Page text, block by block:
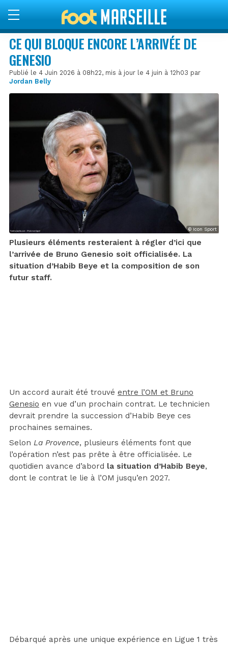
CE QUI BLOQUE ENCORE L’ARRIVÉE DE
GENESIO
Publié le 4 Juin 2026 à 08h22, mis à jour le 4 juin à 12h03 par
Jordan Belly
© Icon Sport
Plusieurs éléments resteraient à régler d’ici que
l’arrivée de Bruno Genesio soit officialisée. La
situation d’Habib Beye et la composition de son
futur staff.
Un accord aurait été trouvé entre l’OM et Bruno
Genesio en vue d’un prochain contrat. Le technicien
devrait prendre la succession d’Habib Beye ces
prochaines semaines.
Selon La Provence, plusieurs éléments font que
l’opération n’est pas prête à être officialisée. Le
quotidien avance d’abord la situation d’Habib Beye,
dont le contrat le lie à l’OM jusqu’en 2027.
Débarqué après une unique expérience en Ligue 1 très